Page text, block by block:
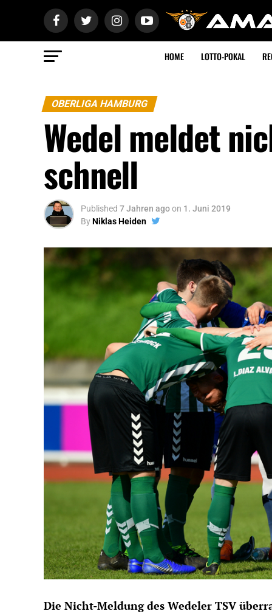
HOME LOTTO-POKAL
OBERLIGA HAMBURG
Wedel meldet
schnell
Published 7 Jahren agoon 1. Juni 2019
ByNiklas Heiden
Die Nicht-Meldung des Wedeler TSV